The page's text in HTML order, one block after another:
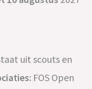
uit scouts en
: FOS Open